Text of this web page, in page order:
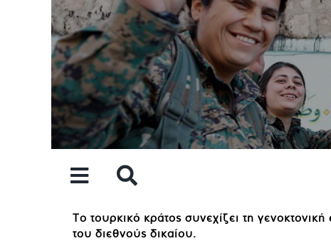
Το τουρκικό κράτος συνεχίζει τη
του διεθνούς δικαίου.